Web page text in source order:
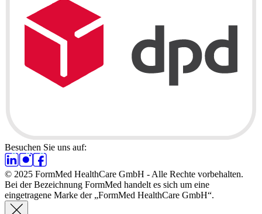
Besuchen Sie uns auf:
© 2025 FormMed HealthCare GmbH - Alle Rechte vorbehalten.
Bei der Bezeichnung FormMed handelt es sich um eine
eingetragene Marke der „FormMed HealthCare GmbH“.